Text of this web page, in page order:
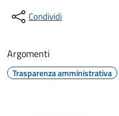
Condividi
Argomenti
Trasparenza amministrativa